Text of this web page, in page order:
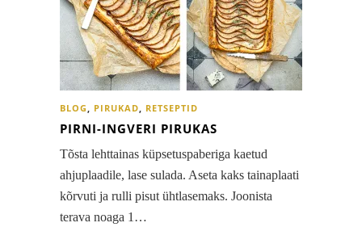
BLOG, PIRUKAD, RETSEPTID
PIRNI-INGVERI PIRUKAS
Tõsta lehttainas küpsetuspaberiga kaetud
ahjuplaadile, lase sulada. Aseta kaks tainaplaati
kõrvuti ja rulli pisut ühtlasemaks. Joonista
terava noaga 1…